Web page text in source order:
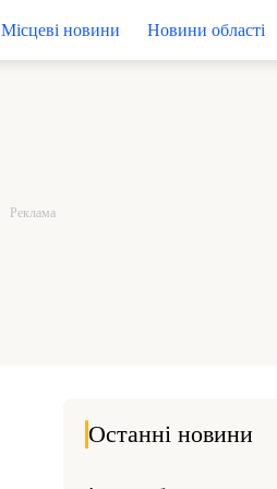
Місцеві новини Новини області
Останні новини